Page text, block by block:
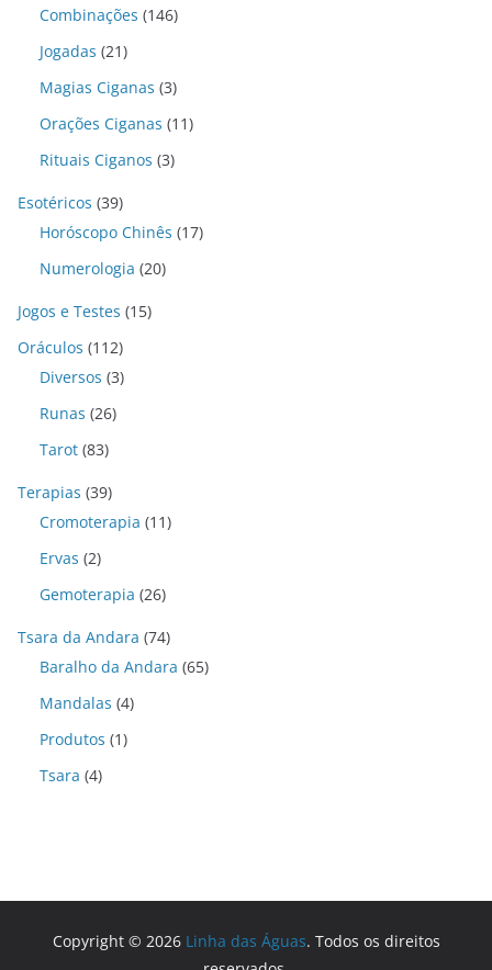
Combinações (146)
Jogadas (21)
Magias Ciganas (3)
Orações Ciganas (11)
Rituais Ciganos (3)
Esotéricos (39)
Horóscopo Chinês (17)
Numerologia (20)
Jogos e Testes (15)
Oráculos (112)
Diversos (3)
Runas (26)
Tarot (83)
Terapias (39)
Cromoterapia (11)
Ervas (2)
Gemoterapia (26)
Tsara da Andara (74)
Baralho da Andara (65)
Mandalas (4)
Produtos (1)
Tsara (4)
Copyright © 2026 Linha das Águas. Todos os direitos